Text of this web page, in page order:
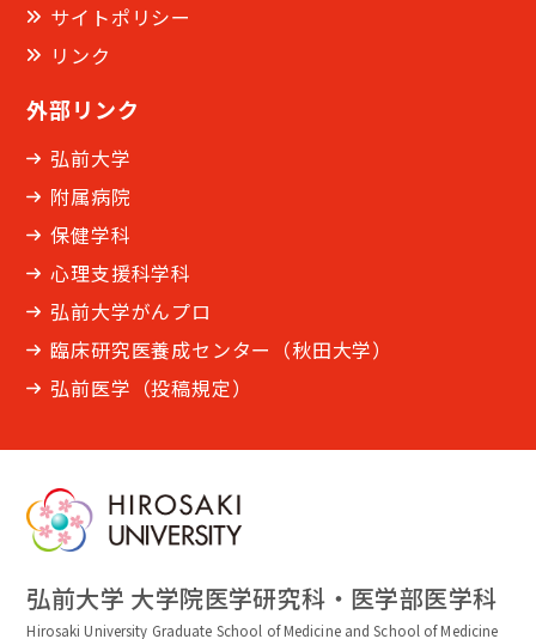
サイトポリシー
リンク
外部リンク
弘前大学
附属病院
保健学科
心理支援科学科
弘前大学がんプロ
臨床研究医養成センター（秋田大学）
弘前医学（投稿規定）
弘前大学 大学院医学研究科・医学部医学科
Hirosaki University Graduate School of Medicine and School of Medicine